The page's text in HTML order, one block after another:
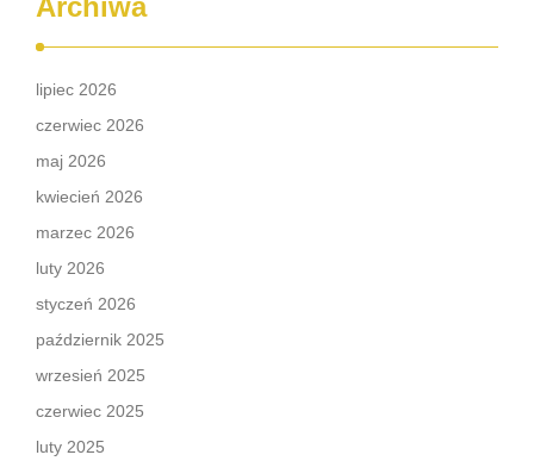
Archiwa
lipiec 2026
czerwiec 2026
maj 2026
kwiecień 2026
marzec 2026
luty 2026
styczeń 2026
październik 2025
wrzesień 2025
czerwiec 2025
luty 2025